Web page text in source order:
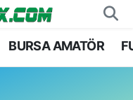
BURSA AMATÖR